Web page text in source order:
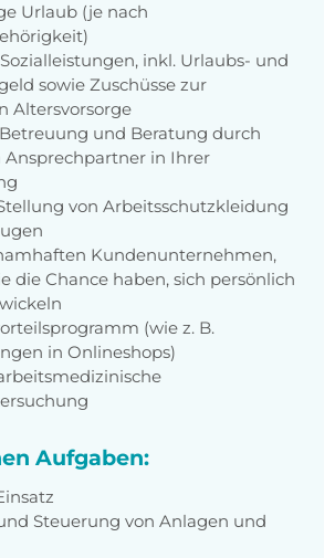
Urlaub (je nach
inkl. Urlaubs- und
sowie Zuschüsse zur
Altersvorsorge
und Beratung durch
Ansprechpartner in Ihrer
von Arbeitsschutzkleidung
Kundenunternehmen,
die Chance haben, sich persönlich
(wie z. B.
in Onlineshops)
Aufgaben:
Steuerung von Anlagen und